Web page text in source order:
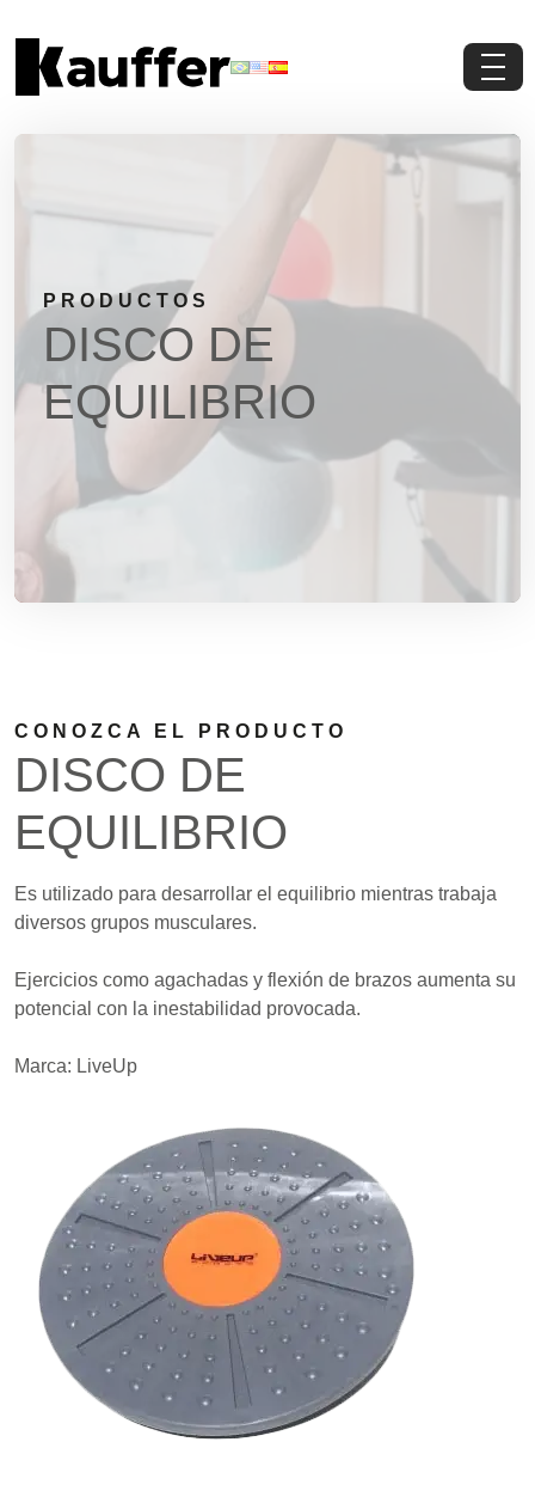
Contacto
Pedi Presupuesto
PRODUCTOS
DISCO DE
EQUILIBRIO
CONOZCA EL PRODUCTO
DISCO DE
EQUILIBRIO
Es utilizado para desarrollar el equilibrio mientras trabaja
diversos grupos musculares.
Ejercicios como agachadas y flexión de brazos aumenta su
potencial con la inestabilidad provocada.
Marca: LiveUp